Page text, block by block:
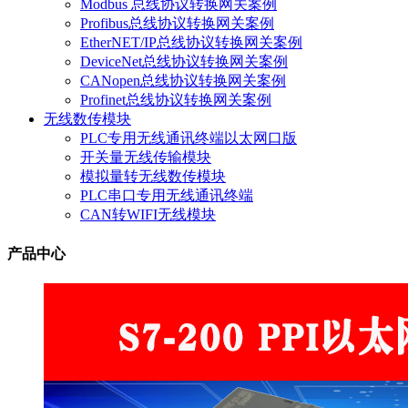
Modbus 总线协议转换网关案例
Profibus总线协议转换网关案例
EtherNET/IP总线协议转换网关案例
DeviceNet总线协议转换网关案例
CANopen总线协议转换网关案例
Profinet总线协议转换网关案例
无线数传模块
PLC专用无线通讯终端以太网口版
开关量无线传输模块
模拟量转无线数传模块
PLC串口专用无线通讯终端
CAN转WIFI无线模块
产品中心